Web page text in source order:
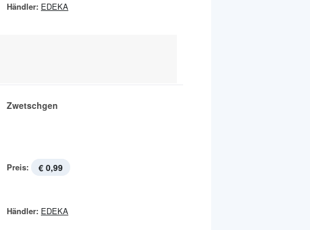
Händler: EDEKA
Zwetschgen
Preis: € 0,99
Händler: EDEKA